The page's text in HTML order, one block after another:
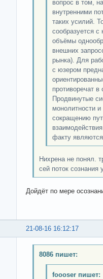
вопрос в том,
внутренними
таких усилий.
сообразуется
объёмы
внешних
рынка). Для
с юзером
противоречат
Продвинутые
монолитности
сокращению
факту
Нихрена не понял.
сей поток сознания
Дойдёт по мере
21-08-16 16:12:17
8086 пишет:
foooser пишет: